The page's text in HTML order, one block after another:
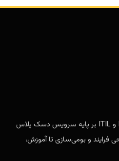
مدانت مجری پیاده‌سازی ITSM و ITIL بر پایه سرویس دسک پلاس
فرایند و بومی‌سازی تا آموزش،